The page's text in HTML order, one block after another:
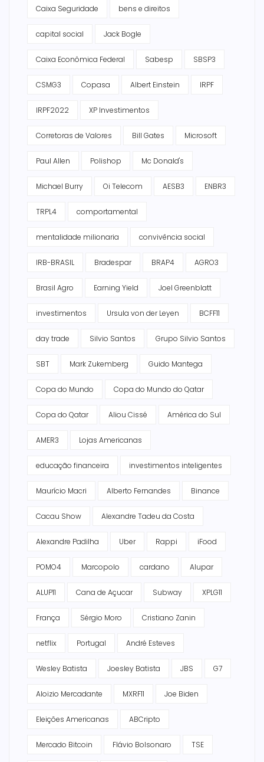
Caixa Seguridade bens e direitos
capital social Jack Bogle
Caixa Econômica Federal Sabesp SBSP3
CSMG3 Copasa Albert Einstein IRPF
IRPF2022 XP Investimentos
Corretoras de Valores Bill Gates Microsoft
Paul Allen Polishop Mc Donald's
Michael Burry Oi Telecom AESB3 ENBR3
TRPL4 comportamental
mentalidade milionaria convivência social
IRB-BRASIL Bradespar BRAP4 AGRO3
Brasil Agro Earning Yield Joel Greenblatt
investimentos Ursula von der Leyen BCFF11
day trade Silvio Santos Grupo Silvio Santos
SBT Mark Zukemberg Guido Mantega
Copa do Mundo Copa do Mundo do Qatar
Copa do Qatar Aliou Cissé América do Sul
AMER3 Lojas Americanas
educação financeira investimentos inteligentes
Maurício Macri Alberto Fernandes Binance
Cacau Show Alexandre Tadeu da Costa
Alexandre Padilha Uber Rappi iFood
POMO4 Marcopolo cardano Alupar
ALUP11 Cana de Açucar Subway XPLG11
França Sérgio Moro Cristiano Zanin
netflix Portugal André Esteves
Wesley Batista Joesley Batista JBS G7
Aloizio Mercadante MXRF11 Joe Biden
Eleições Americanas ABCripto
Mercado Bitcoin Flávio Bolsonaro TSE